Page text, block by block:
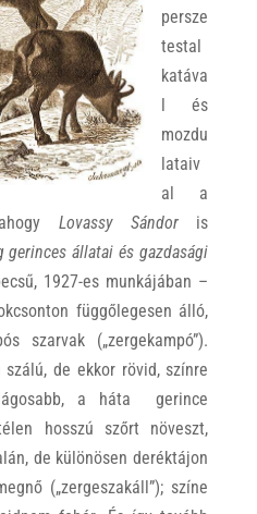
persze
testal
katáva
l és
mozdu
lataiv
al a
Lovassy Sándoris
gerinces állatai és gazdasági
1927-es munkájában –
függőlegesen álló,
szarvak („zergekampó”).
de ekkor rövid, színre
a háta gerince
hosszú szőrt növeszt,
de különösen deréktájon
(„zergeszakáll”); színe